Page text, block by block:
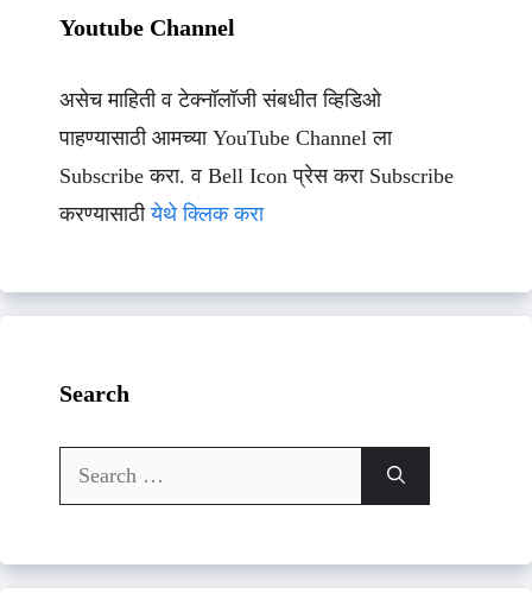
Youtube Channel
असेच माहिती व टेक्नॉलॉजी संबधीत व्हिडिओ
पाहण्यासाठी आमच्या YouTube Channel ला
Subscribe करा. व Bell Icon प्रेस करा Subscribe
करण्यासाठीयेथे क्लिक करा
Search
Search
for: